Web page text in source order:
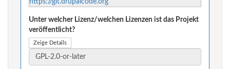
https://git.drupalcode.org
Unter welcher Lizenz/welchen Lizenzen ist das Projekt
veröffentlicht?
Zeige Details